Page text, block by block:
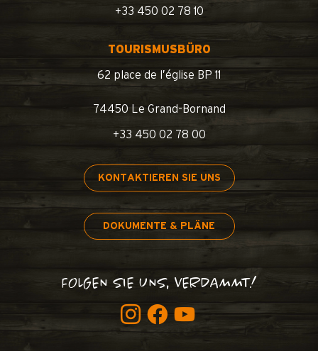
+33 450 02 78 10
TOURISMUSBÜRO
62 place de l’église BP 11
74450 Le Grand-Bornand
+33 450 02 78 00
KONTAKTIEREN SIE UNS
DOKUMENTE & PLÄNE
FOLGEN SIE UNS, VERDAMMT!